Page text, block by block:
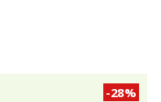
-28%